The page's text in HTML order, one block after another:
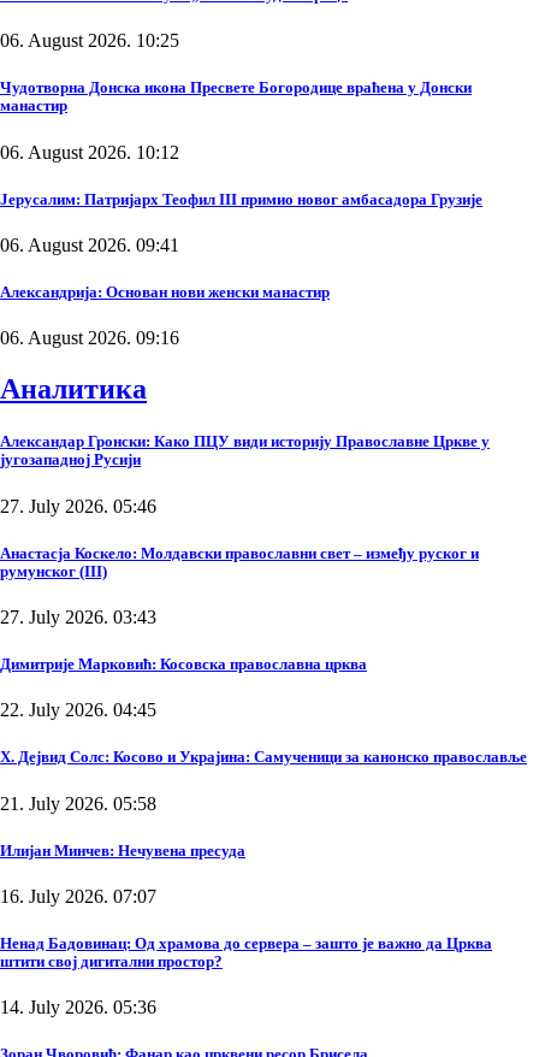
06. August 2026. 10:25
Чудотворна Донска икона Пресвете Богородице враћена у Донски
манастир
06. August 2026. 10:12
Јерусалим: Патријарх Теофил III примио новог амбасадора Грузије
06. August 2026. 09:41
Александрија: Основан нови женски манастир
06. August 2026. 09:16
Аналитика
Александар Гронски: Како ПЦУ види историју Православне Цркве у
југозападној Русији
27. July 2026. 05:46
Анастасја Коскело: Молдавски православни свет – између руског и
румунског (III)
27. July 2026. 03:43
Димитрије Марковић: Косовска православна црква
22. July 2026. 04:45
Х. Дејвид Солс: Косово и Украјина: Самученици за канонско православље
21. July 2026. 05:58
Илијан Минчев: Нечувена пресуда
16. July 2026. 07:07
Ненад Бадовинац: Од храмова до сервера – зашто је важно да Црква
штити свој дигитални простор?
14. July 2026. 05:36